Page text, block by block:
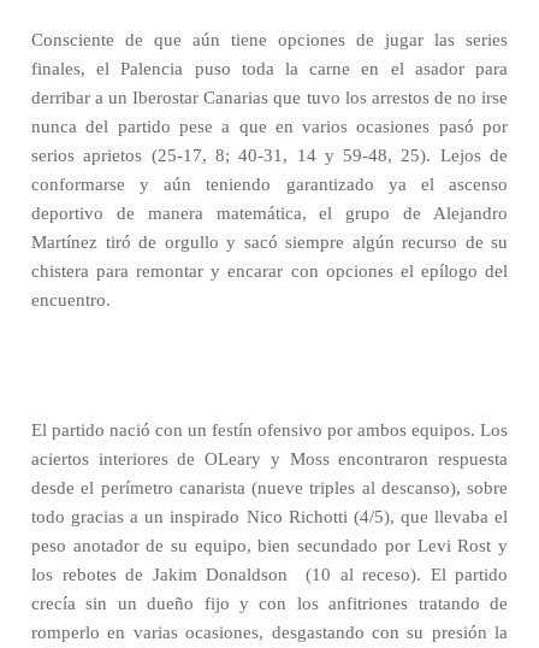
Consciente de que aún tiene opciones de jugar las series
finales, el Palencia puso toda la carne en el asador para
derribar a un Iberostar Canarias que tuvo los arrestos de no irse
nunca del partido pese a que en varios ocasiones pasó por
serios aprietos (25-17, 8; 40-31, 14 y 59-48, 25). Lejos de
conformarse y aún teniendo garantizado ya el ascenso
deportivo de manera matemática, el grupo de Alejandro
Martínez tiró de orgullo y sacó siempre algún recurso de su
chistera para remontar y encarar con opciones el epílogo del
encuentro.
El partido nació con un festín ofensivo por ambos equipos. Los
aciertos interiores de OLeary y Moss encontraron respuesta
desde el perímetro canarista (nueve triples al descanso), sobre
todo gracias a un inspirado Nico Richotti (4/5), que llevaba el
peso anotador de su equipo, bien secundado por Levi Rost y
los rebotes de Jakim Donaldson
(10 al receso). El partido
crecía sin un dueño fijo y con los anfitriones tratando de
romperlo en varias ocasiones, desgastando con su presión la